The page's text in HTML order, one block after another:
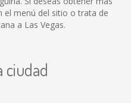
el menú del sitio o trata de
a Las Vegas.
ciudad